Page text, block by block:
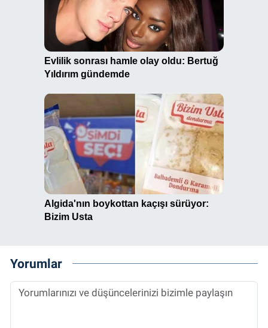
Yorumlar